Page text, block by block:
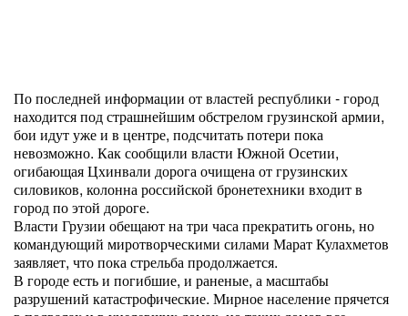
По последней информации от властей республики - город
находится под страшнейшим обстрелом грузинской армии,
бои идут уже и в центре, подсчитать потери пока
невозможно. Как сообщили власти Южной Осетии,
огибающая Цхинвали дорога очищена от грузинских
силовиков, колонна российской бронетехники входит в
город по этой дороге.
Власти Грузии обещают на три часа прекратить огонь, но
командующий миротворческими силами Марат Кулахметов
заявляет, что пока стрельба продолжается.
В городе есть и погибшие, и раненые, а масштабы
разрушений катастрофические. Мирное население прячется